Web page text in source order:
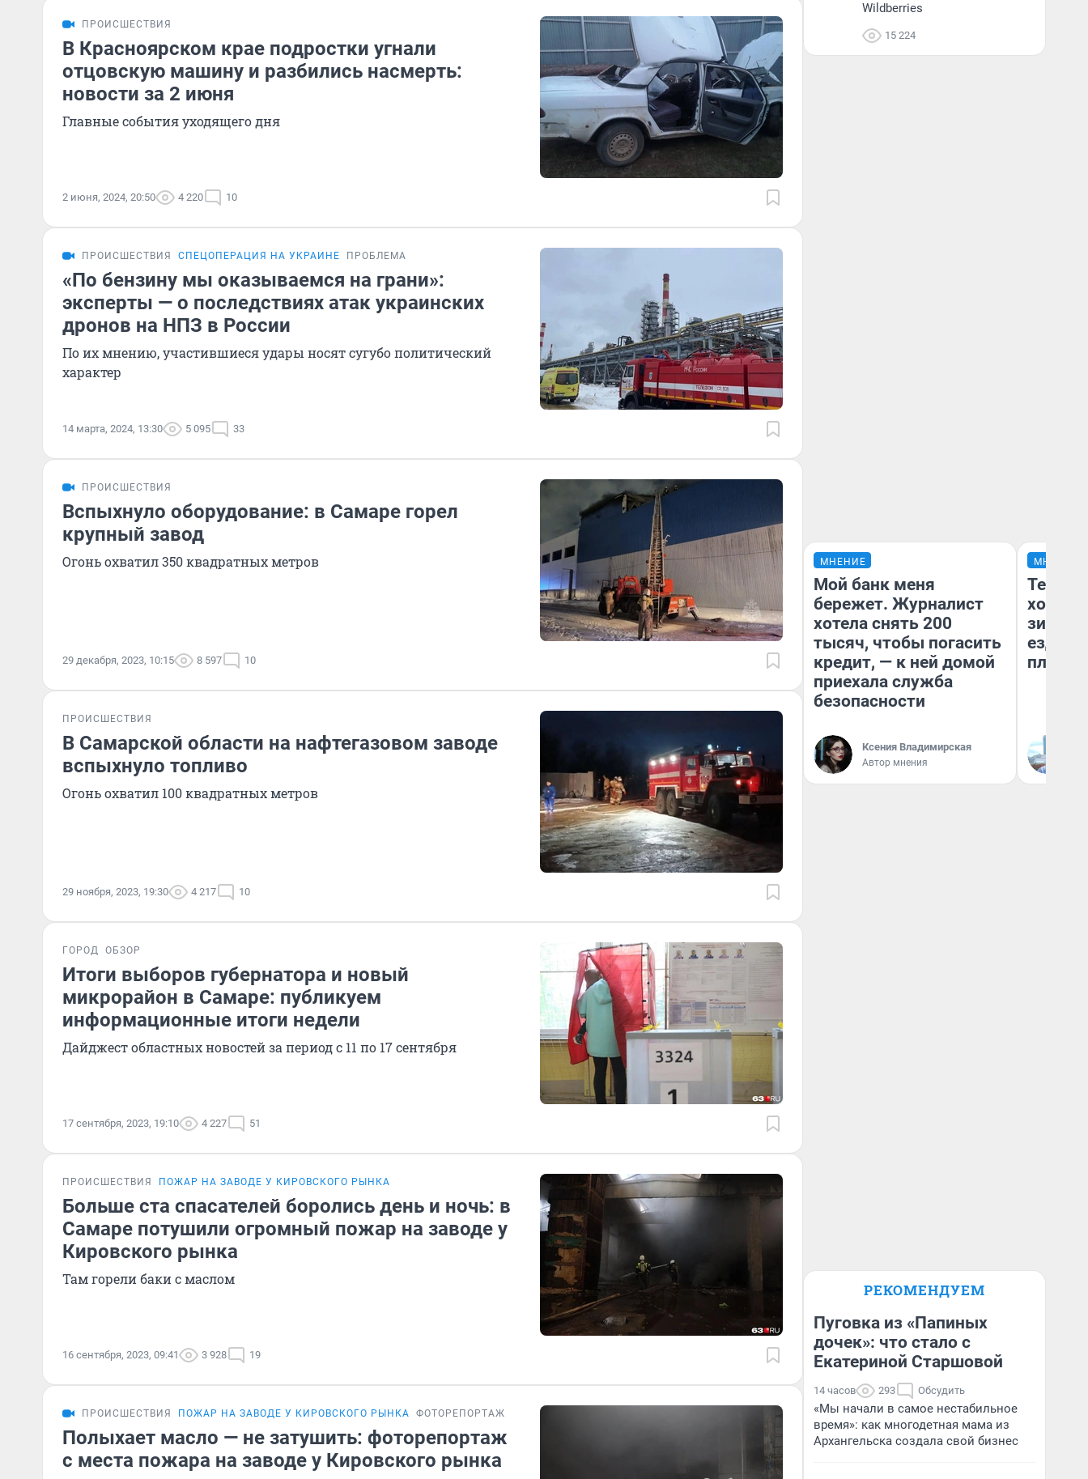
ПРОИСШЕСТВИЯ
В Красноярском крае подростки угнали
отцовскую машину и разбились насмерть:
новости за 2 июня
Главные события уходящего дня
2 июня, 2024, 20:50 4 220 10
ПРОИСШЕСТВИЯ СПЕЦОПЕРАЦИЯ НА УКРАИНЕ ПРОБЛЕМА
«По бензину мы оказываемся на грани»:
эксперты — о последствиях атак украинских
дронов на НПЗ в России
По их мнению, участившиеся удары носят сугубо политический
характер
14 марта, 2024, 13:30 5 095 33
ПРОИСШЕСТВИЯ
Вспыхнуло оборудование: в Самаре горел
крупный завод
Огонь охватил 350 квадратных метров
29 декабря, 2023, 10:15 8 597 10
ПРОИСШЕСТВИЯ
В Самарской области на нафтегазовом заводе
вспыхнуло топливо
Огонь охватил 100 квадратных метров
29 ноября, 2023, 19:30 4 217 10
ГОРОД ОБЗОР
Итоги выборов губернатора и новый
микрорайон в Самаре: публикуем
информационные итоги недели
Дайджест областных новостей за период с 11 по 17 сентября
17 сентября, 2023, 19:10 4 227 51
ПРОИСШЕСТВИЯ ПОЖАР НА ЗАВОДЕ У КИРОВСКОГО РЫНКА
Больше ста спасателей боролись день и ночь: в
Самаре потушили огромный пожар на заводе у
Кировского рынка
Там горели баки с маслом
16 сентября, 2023, 09:41 3 928 19
ПРОИСШЕСТВИЯ ПОЖАР НА ЗАВОДЕ У КИРОВСКОГО РЫНКА ФОТОРЕПОРТАЖ
Полыхает масло — не затушить: фоторепортаж
с места пожара на заводе у Кировского рынка
Wildberries
15 224
МНЕНИЕ
Мой банк меня
бережет. Журналист
хотела снять 200
тысяч, чтобы погасить
кредит, — к ней домой
приехала служба
безопасности
Ксения Владимирская
Автор мнения
МНЕНИЕ
Тепло
зимой.
ездит
плюсы
РЕКОМЕНДУЕМ
Пуговка из «Папиных
дочек»: что стало с
Екатериной Старшовой
14 часов 293 Обсудить
«Мы начали в самое нестабильное
время»: как многодетная мама из
Архангельска создала свой бизнес